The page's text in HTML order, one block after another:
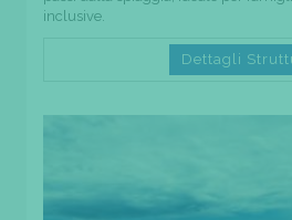
inclusive.
Dettagli